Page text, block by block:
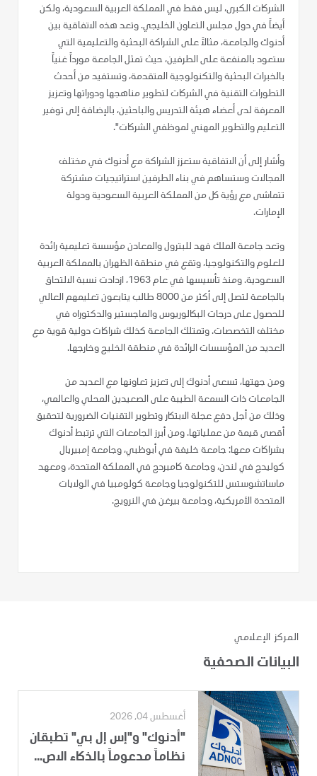
الشركات الكبرى، ليس فقط في المملكة العربية السعودية، ولكن
أيضاً في دول مجلس التعاون الخليجي. وتعد هذه الاتفاقية بين
أدنوك والجامعة، مثالاً على الشراكة البحثية والتعليمية التي
ستعود بالمنفعة على الطرفين، حيث تمثل الجامعة مورداً غنياً
بالخبرات البحثية والتكنولوجية المتقدمة، وتستفيد من أحدث
التطورات التقنية في الشركات لتطوير مناهجها ودوراتها وتعزيز
المعرفة لدى أعضاء هيئة التدريس والباحثين، بالإضافة إلى توفير
التعليم والتطوير المهني لموظفي الشركات".
وأشار إلى أن الاتفاقية ستعزز الشراكة مع أدنوك في مختلف
المجالات وستساهم في بناء الطرفين استراتيجيات مشتركة
تتماشى مع رؤية كل من المملكة العربية السعودية ودولة
الإمارات.
وتعد جامعة الملك فهد للبترول والمعادن مؤسسة تعليمية رائدة
للعلوم والتكنولوجيا، وتقع في منطقة الظهران بالمملكة العربية
السعودية. ومنذ تأسيسها في عام 1963، ازدادت نسبة الالتحاق
بالجامعة لتصل إلى أكثر من 8000 طالب يتابعون تعليمهم العالي
للحصول على درجات البكالوريوس والماجستير والدكتوراه في
مختلف التخصصات. وتمتلك الجامعة كذلك شراكات دولية قوية مع
العديد من المؤسسات الرائدة في منطقة الخليج وخارجها.
ومن جهتها، تسعى أدنوك إلى تعزيز تعاونها مع العديد من
الجامعات ذات السمعة الطيبة على الصعيدين المحلي والعالمي،
وذلك من أجل دفع عجلة الابتكار وتطوير التقنيات الضرورية لتحقيق
أقصى قيمة من عملياتها. ومن أبرز الجامعات التي ترتبط أدنوك
بشراكات معها: جامعة خليفة في أبوظبي، وجامعة إمبيريال
كوليدج في لندن، وجامعة كامبردج في المملكة المتحدة، ومعهد
ماساتشوستس للتكنولوجيا وجامعة كولومبيا في الولايات
المتحدة الأمريكية، وجامعة بيرغن في النرويج.
المركز الإعلامي
البيانات الصحفية
أغسطس 04, 2026
"أدنوك" و"إس إل بي" تطبقان
نظاماً مدعوماً بالذكاء الاص...